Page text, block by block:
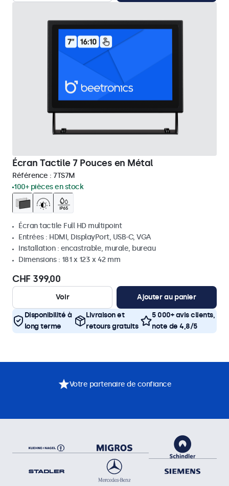
Écran Tactile 7 Pouces en Métal
Référence : 7TS7M
100+ pièces en stock
Écran tactile Full HD multipoint
Entrées : HDMI, DisplayPort, USB-C, VGA
Installation : encastrable, murale, bureau
Dimensions : 181 x 123 x 42 mm
CHF 399,00
Voir Ajouter au panier
Disponibilité à
long terme
Livraison et
retours gratuits
5 000+ avis clients,
note de 4,8/5
Votre partenaire de confiance